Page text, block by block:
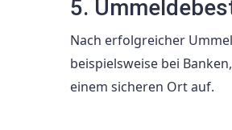
5.
Nach erfolgreicher
beispielsweise bei
einem sicheren Ort auf.